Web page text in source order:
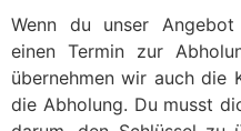
Wenn du unser
einen Termin zur
übernehmen wir auch die
die Abholung. Du musst